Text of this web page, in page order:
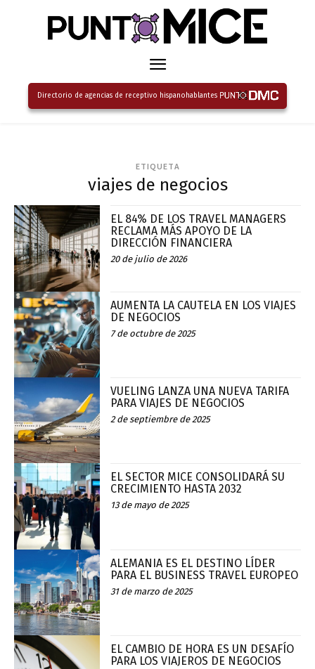
Directorio de agencias de receptivo hispanohablantes
ETIQUETA
viajes de negocios
EL 84% DE LOS TRAVEL MANAGERS
RECLAMA MÁS APOYO DE LA
DIRECCIÓN FINANCIERA
20 de julio de 2026
AUMENTA LA CAUTELA EN LOS VIAJES
DE NEGOCIOS
7 de octubre de 2025
VUELING LANZA UNA NUEVA TARIFA
PARA VIAJES DE NEGOCIOS
2 de septiembre de 2025
EL SECTOR MICE CONSOLIDARÁ SU
CRECIMIENTO HASTA 2032
13 de mayo de 2025
ALEMANIA ES EL DESTINO LÍDER
PARA EL BUSINESS TRAVEL EUROPEO
31 de marzo de 2025
EL CAMBIO DE HORA ES UN DESAFÍO
PARA LOS VIAJEROS DE NEGOCIOS